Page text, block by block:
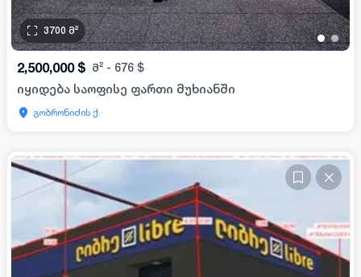
••
3700 მ²
2,500,000 $ მ² - 676 $
იყიდება საოფისე ფართი მუხიანში
გობრონიძის ქ.